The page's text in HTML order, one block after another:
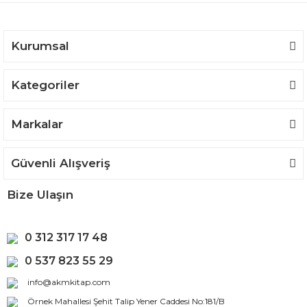
Kurumsal
Kategoriler
Markalar
Güvenli Alışveriş
Bize Ulaşın
0 312 317 17 48
0 537 823 55 29
info@akmkitap.com
Örnek Mahallesi Şehit Talip Yener Caddesi No:181/B